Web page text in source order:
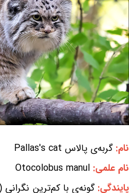
نام:گربه‌ی پالاس Pallas's cat
نام علمی: Otocolobus manul
پایندگی: